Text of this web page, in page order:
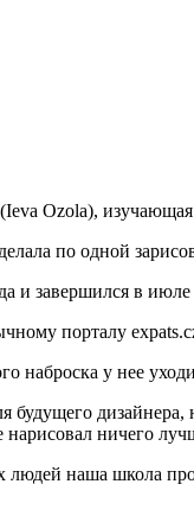
(Ieva Ozola), изучающая
по одной
и завершился в
порталу
наброска у нее
будущего
нарисовал ничего
людей наша школа